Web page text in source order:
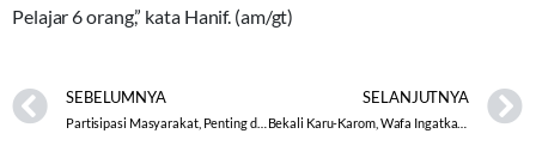
Pelajar 6 orang,” kata Hanif. (am/gt)
SEBELUMNYA
Partisipasi Masyarakat, Penting dalam Mendukung Layanan KUA
SELANJUTNYA